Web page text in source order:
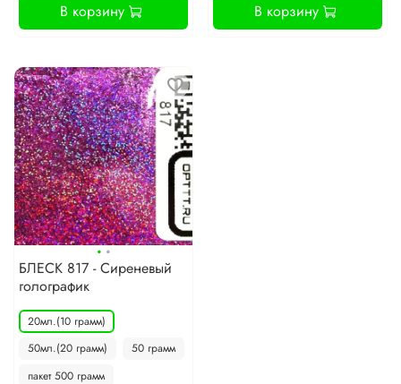
В корзину В корзину
··
БЛЕСК 817 - Сиреневый
голографик
20мл.(10 грамм)
50мл.(20 грамм)
50 грамм
пакет 500 грамм